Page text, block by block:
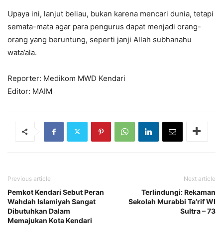
Upaya ini, lanjut beliau, bukan karena mencari dunia, tetapi
semata-mata agar para pengurus dapat menjadi orang-
orang yang beruntung, seperti janji Allah subhanahu
wata’ala.
Reporter: Medikom MWD Kendari
Editor: MAIM
Previous article
Pemkot Kendari Sebut Peran
Wahdah Islamiyah Sangat
Dibutuhkan Dalam
Memajukan Kota Kendari
Next article
Terlindungi: Rekaman
Sekolah Murabbi Ta’rif WI
Sultra – 73